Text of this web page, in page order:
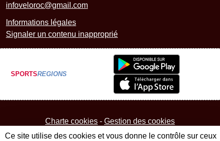
infoveloroc@gmail.com
Informations légales
Signaler un contenu inapproprié
SPORTSREGIONS
Charte cookies Gestion des cookies
Ce site utilise des cookies et vous donne le contrôle sur ceux